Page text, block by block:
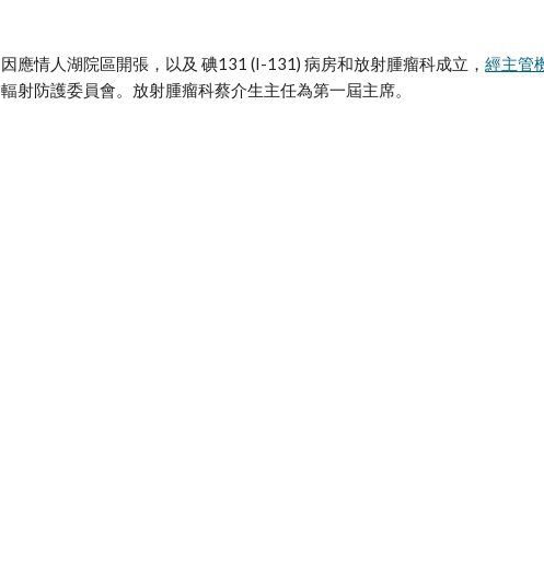
因應情人湖院區開張，以及 碘131 (I-131) 病房和放射腫瘤科成立，經主管
輻射防護委員會。放射腫瘤科蔡介生主任為第一屆主席。